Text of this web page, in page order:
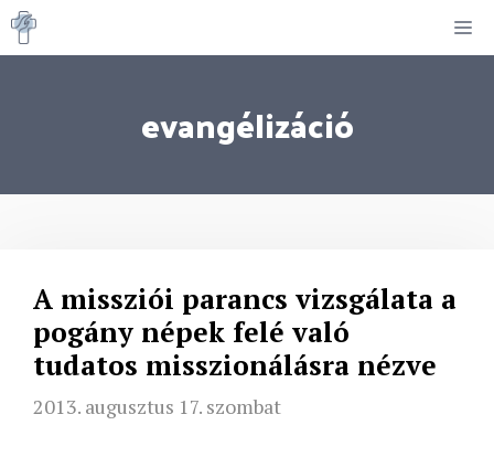
Kilépés
a
evangélizáció
A missziói parancs vizsgálata a
pogány népek felé való
tudatos misszionálásra nézve
2013. augusztus 17. szombat